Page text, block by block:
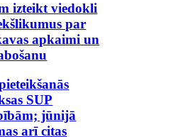
izteikt viedokli
par
apkaimi un
SUP
jūnijā
arī citas